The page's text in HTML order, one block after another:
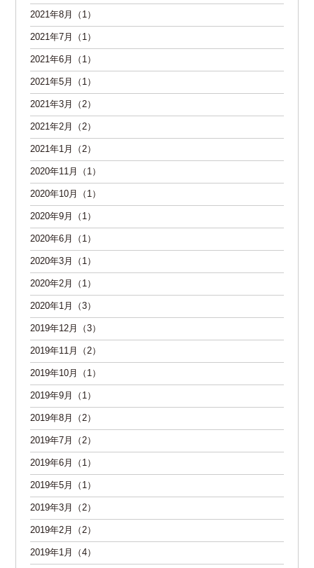
2021年8月（1）
2021年7月（1）
2021年6月（1）
2021年5月（1）
2021年3月（2）
2021年2月（2）
2021年1月（2）
2020年11月（1）
2020年10月（1）
2020年9月（1）
2020年6月（1）
2020年3月（1）
2020年2月（1）
2020年1月（3）
2019年12月（3）
2019年11月（2）
2019年10月（1）
2019年9月（1）
2019年8月（2）
2019年7月（2）
2019年6月（1）
2019年5月（1）
2019年3月（2）
2019年2月（2）
2019年1月（4）